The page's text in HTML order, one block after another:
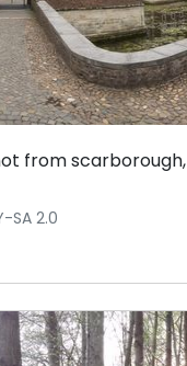
from scarborough,
SA 2.0